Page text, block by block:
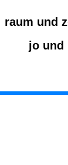
raum und
jo und